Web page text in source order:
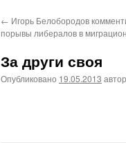
← Игорь Белобородов
порывы либералов в
За други своя
Опубликовано 19.05.2013